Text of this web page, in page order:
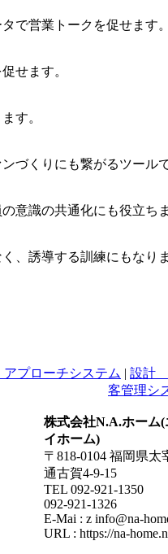
で営業トークを促せます。
せます。
す。
づくりにも繋がるツールで
意識の共通化にも役立ちま
、誘導する訓練にもなりま
プローチシステム | 設計
客管理シ
株式会社N.A.ホーム(
イホーム)
〒818-0104 福岡県太
通古賀4-9-15
TEL 092-921-1350
092-921-1326
E-Mai : z info@na-
URL : https://na-